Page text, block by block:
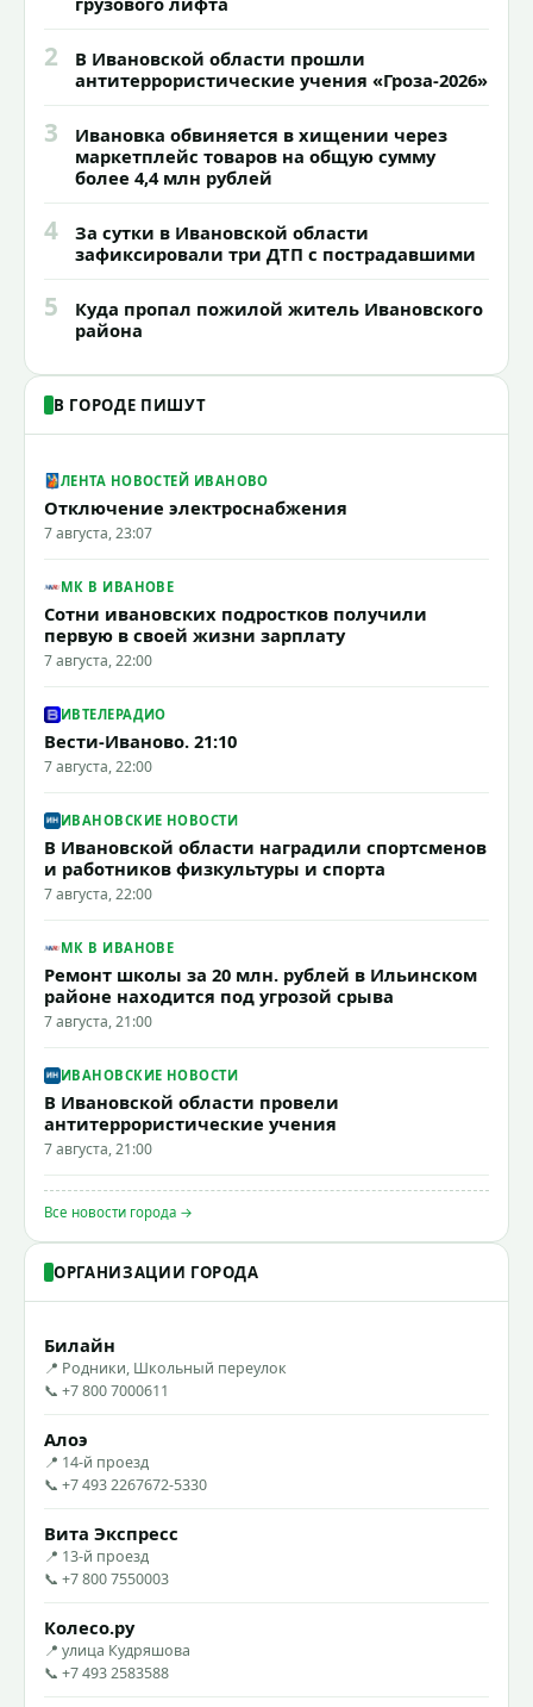
2
В Ивановской области прошли
антитеррористические учения «Гроза-2026»
3
Ивановка обвиняется в хищении через
маркетплейс товаров на общую сумму
более 4,4 млн рублей
4
За сутки в Ивановской области
зафиксировали три ДТП с пострадавшими
5
Куда пропал пожилой житель Ивановского
района
В ГОРОДЕ ПИШУТ
ЛЕНТА НОВОСТЕЙ ИВАНОВО
Отключение электроснабжения
7 августа, 23:07
МК В ИВАНОВЕ
Сотни ивановских подростков получили
первую в своей жизни зарплату
7 августа, 22:00
ИВТЕЛЕРАДИО
Вести-Иваново. 21:10
7 августа, 22:00
ИВАНОВСКИЕ НОВОСТИ
В Ивановской области наградили спортсменов
и работников физкультуры и спорта
7 августа, 22:00
МК В ИВАНОВЕ
Ремонт школы за 20 млн. рублей в Ильинском
районе находится под угрозой срыва
7 августа, 21:00
ИВАНОВСКИЕ НОВОСТИ
В Ивановской области провели
антитеррористические учения
7 августа, 21:00
Все новости города →
ОРГАНИЗАЦИИ ГОРОДА
Билайн
📍 Родники, Школьный переулок
📞 +7 800 7000611
Алоэ
📍 14-й проезд
📞 +7 493 2267672-5330
Вита Экспресс
📍 13-й проезд
📞 +7 800 7550003
Колесо.ру
📍 улица Кудряшова
📞 +7 493 2583588